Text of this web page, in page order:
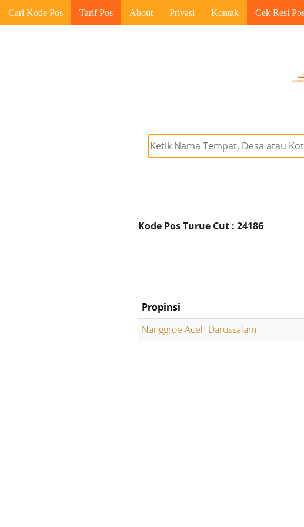
Cari Kode Pos Tarif Pos About Privasi Kontak Cek Resi
Kode Pos Turue Cut : 24186
Propinsi
Nanggroe Aceh Darussalam